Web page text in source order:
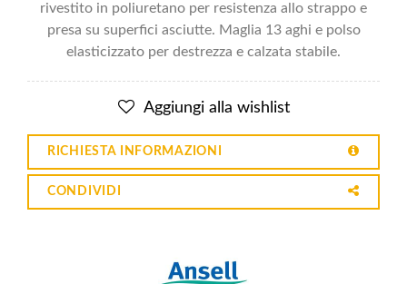
rivestito in poliuretano per resistenza allo strappo e
presa su superfici asciutte. Maglia 13 aghi e polso
elasticizzato per destrezza e calzata stabile.
Aggiungi alla wishlist
RICHIESTA INFORMAZIONI
CONDIVIDI